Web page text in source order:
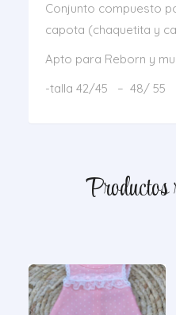
Conjunto compuesto
capota (chaquetita y
Apto para Reborn y
-talla 42/45 – 48/ 55
Productos